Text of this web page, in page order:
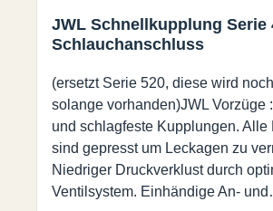
JWL Schnellkupplung Serie
Schlauchanschluss
(ersetzt Serie 520, diese wird
solange vorhanden)JWL Vorzüge
und schlagfeste Kupplungen. Alle
sind gepresst um Leckagen zu
Niedriger Druckverklust durch
Ventilsystem. Einhändige An- und